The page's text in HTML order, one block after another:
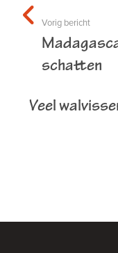
Vorig bericht
schatten
Veel